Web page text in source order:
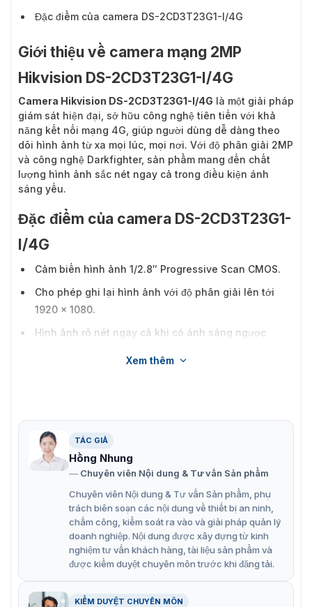
Đặc điểm của camera DS-2CD3T23G1-I/4G
Giới thiệu về camera mạng 2MP
Hikvision DS-2CD3T23G1-I/4G
Camera Hikvision DS-2CD3T23G1-I/4G là một giải pháp
giám sát hiện đại, sở hữu công nghệ tiên tiến với khả
năng kết nối mạng 4G, giúp người dùng dễ dàng theo
dõi hình ảnh từ xa mọi lúc, mọi nơi. Với độ phân giải 2MP
và công nghệ Darkfighter, sản phẩm mang đến chất
lượng hình ảnh sắc nét ngay cả trong điều kiện ánh
sáng yếu.
Đặc điểm của camera DS-2CD3T23G1-
I/4G
Cảm biến hình ảnh 1/2.8″ Progressive Scan CMOS.
Cho phép ghi lại hình ảnh với độ phân giải lên tới
1920 × 1080.
Hình ảnh rõ nét ngay cả khi có ánh sáng ngược
256GB.
Truyền mạng không dây 4G LTE-TDD/ LTE-FDD/
WCDMA/ GSM, hỗ trợ thẻ Micro SIM.
Thiết kế có khả năng chống nước và bụi (IP67),
chống va đập IK10.
Có tính năng phát hiện chuyển động, báo động giả
mạo video, ngoại lệ.
Xem thêm
TÁC GIẢ
Hồng Nhung
Chuyên viên Nội dung & Tư vấn Sản phẩm
Chuyên viên Nội dung & Tư vấn Sản phẩm, phụ
trách biên soạn các nội dung về thiết bị an ninh,
chấm công, kiểm soát ra vào và giải pháp quản lý
doanh nghiệp. Nội dung được xây dựng từ kinh
nghiệm tư vấn khách hàng, tài liệu sản phẩm và
được kiểm duyệt chuyên môn trước khi đăng tải.
KIỂM DUYỆT CHUYÊN MÔN